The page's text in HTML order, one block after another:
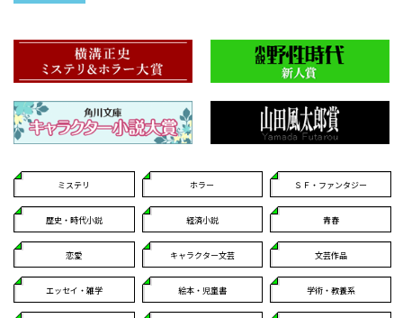
ミステリ ホラー ＳＦ・ファンタジー
歴史・時代小説 経済小説 青春
恋愛 キャラクター文芸 文芸作品
エッセイ・雑学 絵本・児童書 学術・教養系